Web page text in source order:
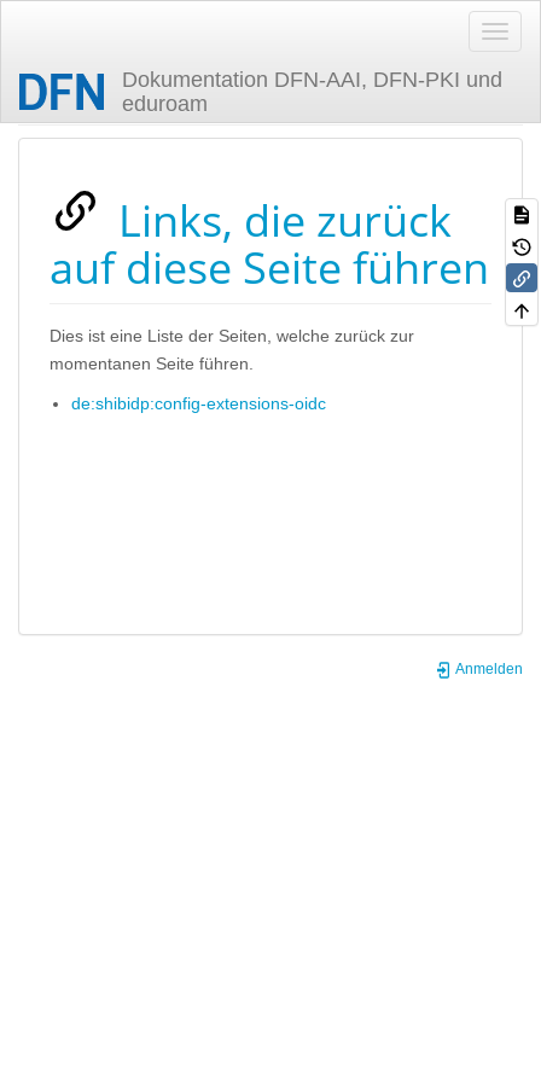
Dokumentation DFN-AAI, DFN-PKI und
eduroam
Zuletzt angesehen
Links, die zurück
auf diese Seite führen
Dies ist eine Liste der Seiten, welche zurück zur
momentanen Seite führen.
de:shibidp:config-extensions-oidc
Anmelden